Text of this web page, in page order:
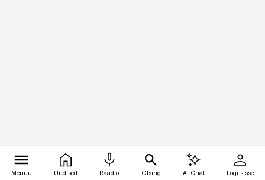
Menüü Uudised Raadio Otsing AI Chat Logi sisse